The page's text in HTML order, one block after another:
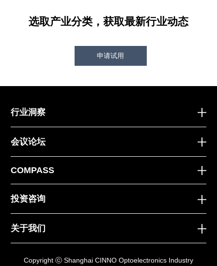
选取产业分类，获取最新行业动态
申请试用
行业洞察
会议论坛
COMPASS
投资咨询
关于我们
Copyright ⓒ Shanghai CINNO Optoelectronics Industry